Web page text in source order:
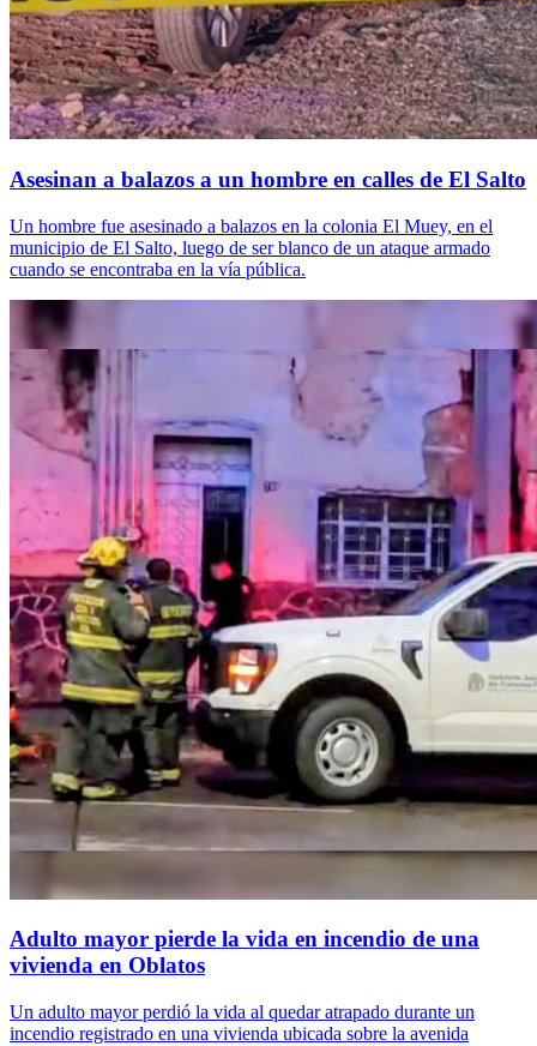
Asesinan a balazos a un hombre en calles de El Salto
Un hombre fue asesinado a balazos en la colonia El Muey, en el
municipio de El Salto, luego de ser blanco de un ataque armado
cuando se encontraba en la vía pública.
Adulto mayor pierde la vida en incendio de una
vivienda en Oblatos
Un adulto mayor perdió la vida al quedar atrapado durante un
incendio registrado en una vivienda ubicada sobre la avenida